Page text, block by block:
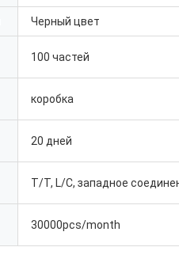
Черный цвет
100 частей
коробка
20 дней
T/T, L/C, западное
30000pcs/month